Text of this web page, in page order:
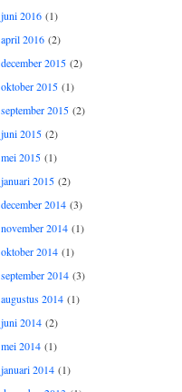
juni 2016 (1)
april 2016 (2)
december 2015 (2)
oktober 2015 (1)
september 2015 (2)
juni 2015 (2)
mei 2015 (1)
januari 2015 (2)
december 2014 (3)
november 2014 (1)
oktober 2014 (1)
september 2014 (3)
augustus 2014 (1)
juni 2014 (2)
mei 2014 (1)
januari 2014 (1)